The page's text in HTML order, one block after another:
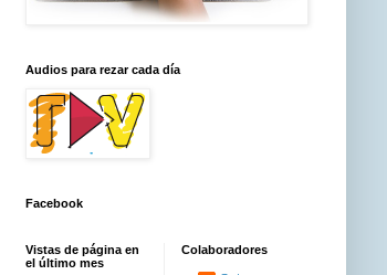
Audios para rezar cada día
Facebook
Vistas de página en
el último mes
Colaboradores